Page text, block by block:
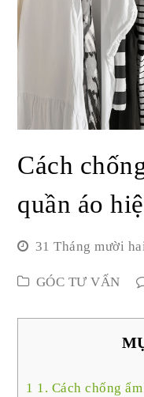
Cách
quần áo
31 Tháng mười
GÓC TƯ VẤN
1 1. Cách chống